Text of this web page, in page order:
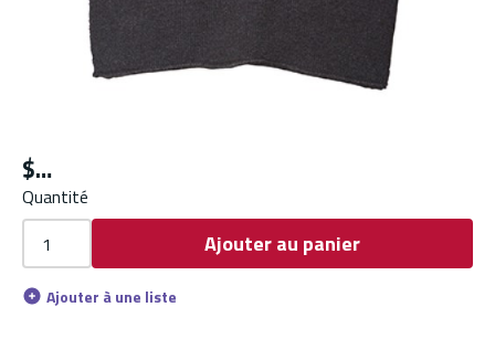
$
Quantité
Ajouter au panier
Ajouter à une liste